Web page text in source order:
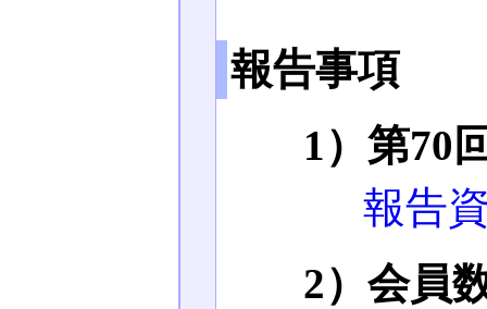
報告事項
1）第70
報告
2）会員